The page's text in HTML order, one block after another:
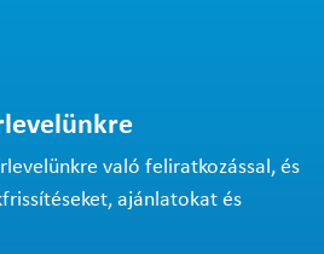
való feliratkozással, és
ajánlatokat és